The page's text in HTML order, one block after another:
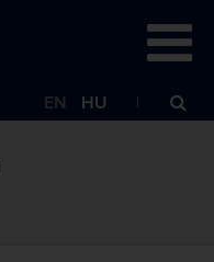
EN HU